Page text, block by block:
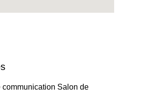
communication Salon de